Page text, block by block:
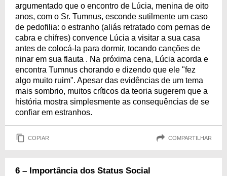
argumentado que o encontro de Lúcia, menina de oito
anos, com o Sr. Tumnus, esconde sutilmente um caso
de pedofilia: o estranho (aliás retratado com pernas de
cabra e chifres) convence Lúcia a visitar a sua casa
antes de colocá-la para dormir, tocando canções de
ninar em sua flauta . Na próxima cena, Lúcia acorda e
encontra Tumnus chorando e dizendo que ele "fez
algo muito ruim". Apesar das evidências de um tema
mais sombrio, muitos críticos da teoria sugerem que a
história mostra simplesmente as consequências de se
confiar em estranhos.
COPIAR COMPARTILHAR
6 – Importância dos Status Social